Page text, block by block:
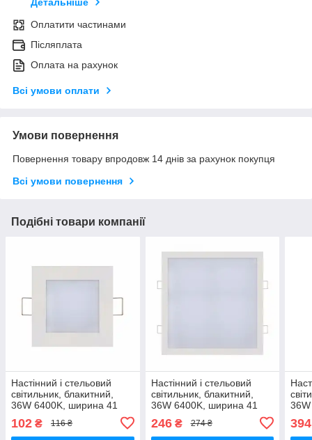
Детальніше
Оплатити частинами
Післяплата
Оплата на рахунок
Всі умови оплати
Умови повернення
Повернення товару впродовж 14 днів за рахунок покупця
Всі умови повернення
Подібні товари компанії
Настінний і стельовий
світильник, блакитний,
36W 6400K, ширина 41
102 ₴ 116 ₴
Настінний і стельовий
світильник, блакитний,
36W 6400K, ширина 41
246₴ 274 ₴ 394